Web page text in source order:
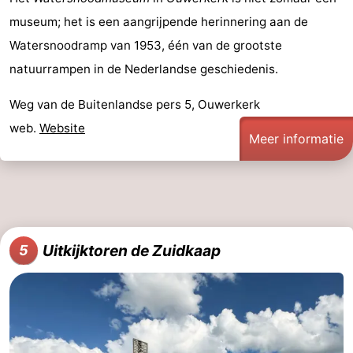
Rockanje
Zeeland
Schouwen-
Duiveland
-
Renesse
-
Zierikzee
-
Natuur
-
Kop
-
museum; het is een aangrijpende herinnering aan de
Watersnoodramp van 1953, één van de grootste
natuurrampen in de Nederlandse geschiedenis.
Weg van de Buitenlandse pers 5, Ouwerkerk
web. Website
Meer informatie
5 Uitkijktoren de Zuidkaap